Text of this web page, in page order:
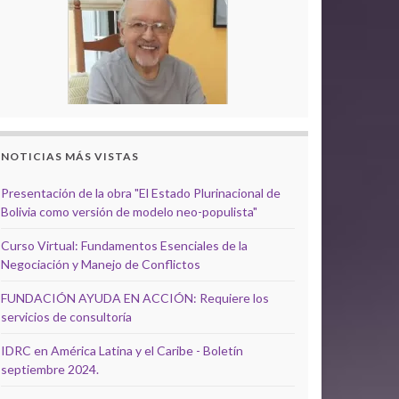
NOTICIAS MÁS VISTAS
Presentación de la obra "El Estado Plurinacional de
Bolivia como versión de modelo neo-populista"
Curso Virtual: Fundamentos Esenciales de la
Negociación y Manejo de Conflictos
FUNDACIÓN AYUDA EN ACCIÓN: Requiere los
servicios de consultoría
IDRC en América Latina y el Caribe - Boletín
septiembre 2024.